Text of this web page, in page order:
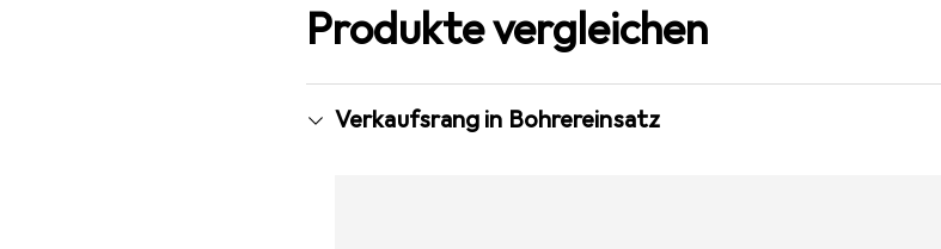
Produkte vergleichen
Verkaufsrang in Bohrereinsatz